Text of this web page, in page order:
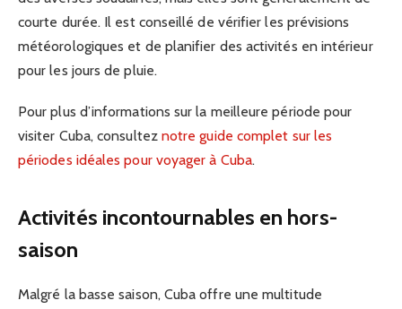
courte durée. Il est conseillé de vérifier les prévisions
météorologiques et de planifier des activités en intérieur
pour les jours de pluie.
Pour plus d’informations sur la meilleure période pour
visiter Cuba, consultez notre guide complet sur les
périodes idéales pour voyager à Cuba.
Activités incontournables en hors-
saison
Malgré la basse saison, Cuba offre une multitude